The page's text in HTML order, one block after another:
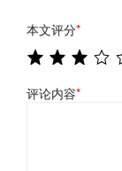
本文评分*
评论内容*